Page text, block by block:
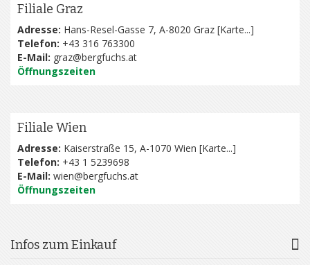
Filiale Graz
Adresse: Hans-Resel-Gasse 7, A-8020 Graz [Karte...]
Telefon: +43 316 763300
E-Mail: graz@bergfuchs.at
Öffnungszeiten
Filiale Wien
Adresse: Kaiserstraße 15, A-1070 Wien [Karte...]
Telefon: +43 1 5239698
E-Mail: wien@bergfuchs.at
Öffnungszeiten
Infos zum Einkauf